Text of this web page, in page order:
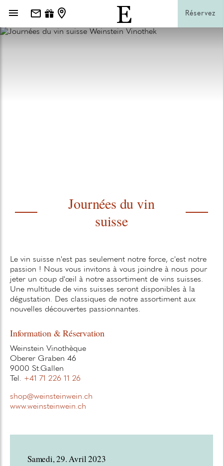
Réservez
Journées du vin
suisse
Le vin suisse n'est pas seulement notre force, c'est notre
passion ! Nous vous invitons à vous joindre à nous pour
jeter un coup d'œil à notre assortiment de vins suisses.
Une multitude de vins suisses seront disponibles à la
dégustation. Des classiques de notre assortiment aux
nouvelles découvertes passionnantes.
Information & Réservation
Weinstein Vinothèque
Oberer Graben 46
9000 St.Gallen
Tel. +41 71 226 11 26
shop@weinsteinwein.ch
www.weinsteinwein.ch
Samedi, 29. Avril 2023